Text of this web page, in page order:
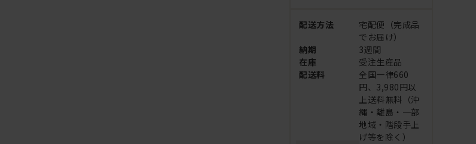
配送方法
宅配便（完成品
でお届け）
納期
3週間
在庫
受注生産品
配送料
全国一律660
円、3,980円以
上送料無料（沖
縄・離島・一部
地域・階段手上
げ等を除く）